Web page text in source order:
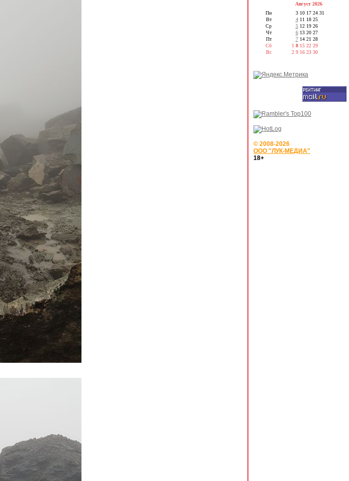
Август 2026
Пн
Вт
Ср
Чт
Пт
Сб
Вс
3 10 17 24 31
4 11 18 25
5 12 19 26
6 13 20 27
7 14 21 28
1 8 15 22 29
2 9 16 23 30
© 2008-2026
ООО "ЛУК-МЕДИА"
18+